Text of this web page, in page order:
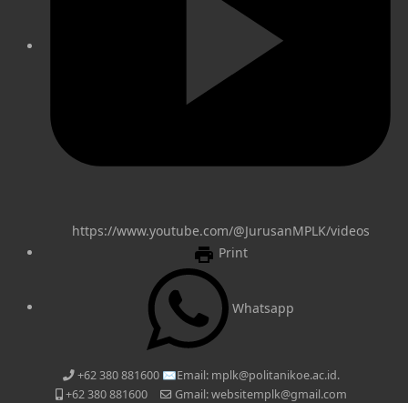
https://www.youtube.com/@JurusanMPLK/videos
Print
Whatsapp
+62 380 881600 ✉️Email: mplk@politanikoe.ac.id.
+62 380 881600
Gmail: websitemplk@gmail.com